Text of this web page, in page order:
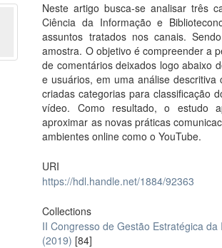
Neste artigo busca-se analisar três
Ciência da Informação e
assuntos tratados nos canais.
amostra. O objetivo é compreender a
de comentários deixados logo abaixo
e usuários, em uma análise
criadas categorias para classificação
vídeo. Como resultado, o estudo
aproximar as novas práticas
ambientes online como o YouTube.
URI
https://hdl.handle.net/1884/92363
Collections
II Congresso de Gestão Estratégica
(2019) [84]